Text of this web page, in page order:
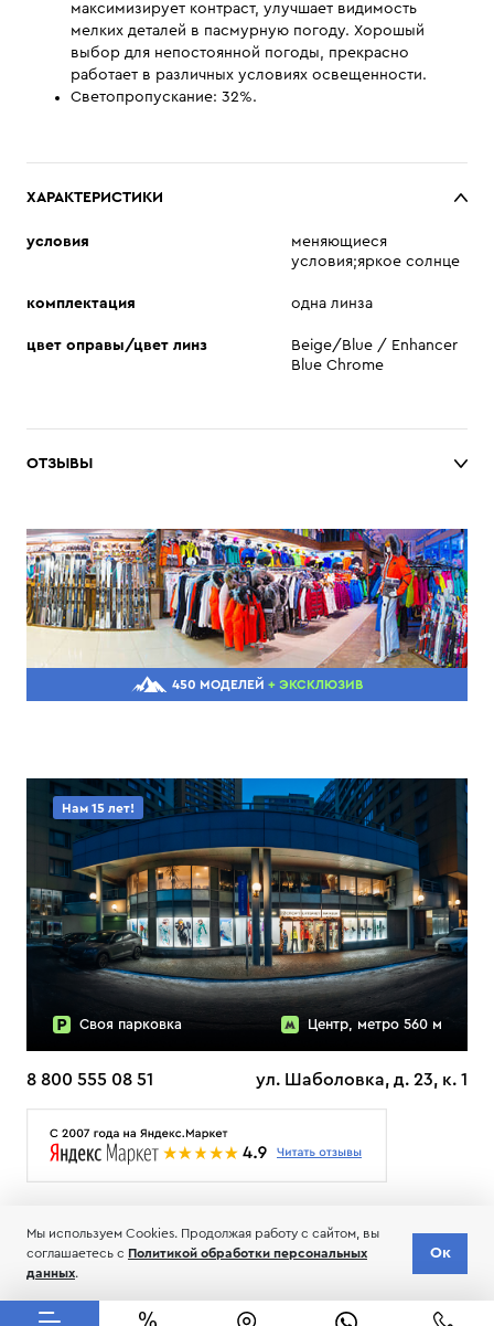
максимизирует контраст, улучшает видимость
мелких деталей в пасмурную погоду. Хорошый
выбор для непостоянной погоды, прекрасно
работает в различных условиях освещенности.
Светопропускание: 32%.
ХАРАКТЕРИСТИКИ
условия
меняющиеся
условия;яркое солнце
комплектация одна линза
цвет оправы/цвет линз
Beige/Blue / Enhancer
Blue Chrome
ОТЗЫВЫ
450 МОДЕЛЕЙ + ЭКСКЛЮЗИВ
Нам 15 лет!
Своя парковка Центр, метро 560 м
8 800 555 08 51 ул. Шаболовка, д. 23, к. 1
© 2006-2026 Пределанет
Мы используем Cookies. Продолжая работу с сайтом, вы
соглашаетесь с Политикой обработки персональных
данных.
Ок